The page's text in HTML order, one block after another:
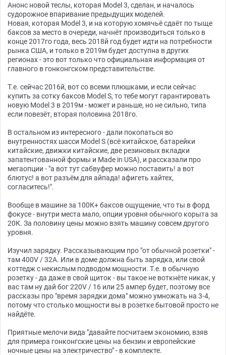
Анонс новой теслы, которая Model 3, сделан, и началось
судорожное впаривание предыдущих моделей.
Новая, которая Model 3, и на которую хомячьё сдаёт по тыще
баксов за место в очереди, начнёт производиться только в
конце 2017го года, весь 2018й год будет идти на потребности
рынка США, и только в 2019м будет доступна в других
регионах - это вот только что официальная информация от
главного в гонконгском представительстве.
Т.е. сейчас 2016й, вот со всеми плюшками, и если сейчас
купить за сотку баксов Model S, то тебе могут гарантировать
новую Model 3 в 2019м - может и раньше, но не сильно, типа
если повезёт, вторая половина 2018го.
В остальном из интересного - дали покопаться во
внутренностях шасси Model S (всё китайское, батарейки
китайские, движки китайские, две резиновых вкладки
запатентованной формы и Made in USA), и рассказали про
мегаопции - "а вот тут сабвуфер можно поставить! а вот
блютус! а вот разъём для айпада! афигеть хайтех,
согласитесь!".
Вообще в машине за 100К+ баксов ощущение, что ты в форд
фокусе - внутри места мало, опции уровня обычного корыта за
20К. За половину цены можно взять машину совсем другого
уровня.
Изучил зарядку. Рассказывающим про "от обычной розетки" -
там 400V / 32A. Или в доме должна быть зарядка, или свой
коттедж с некислым подводом мощности. Т.е. в обычную
розетку - да даже в свой щиток - вы такое не воткнёте никак, у
вас там ну дай бог 220V / 16 или 25 ампер будет, поэтому все
рассказы про "время зарядки дома" можно умножать на 3-4,
потому что столько мощности вы в розетке бытовой просто не
найдёте.
Приятные мелочи вида "давайте посчитаем экономию, взяв
для примера гонконгские цены на бензин и европейские
ночные цены на электричество" - в комплекте.